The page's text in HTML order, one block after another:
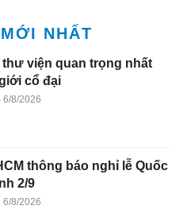
NHẤT
thư viện quan trọng nhất
cổ đại
6/8/2026
thông báo nghỉ lễ Quốc
2/9
6/8/2026